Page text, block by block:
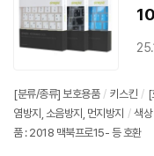
[분류/종류] 보호용품 / 키스킨 / [
염방지, 소음방지, 먼지방지 / 색상
품 : 2018 맥북프로15- 등 호환